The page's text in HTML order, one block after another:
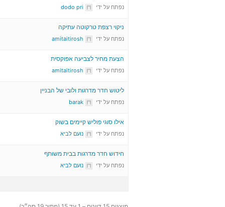
נפתח על ידי dodo pri
ניקוי רצפת טרקוטה עתיקה
נפתח על ידי amitaitirosh
הצעת מחיר לצביעה אפוקסית
נפתח על ידי amitaitirosh
ליטוש חדר מדרגות ולובי של הבניין
נפתח על ידי barak
אילו סוגי פוליש קיימים בשוק
נפתח על ידי נועם לביא
חידוש חדר מדרגות בבית משותף
נפתח על ידי נועם לביא